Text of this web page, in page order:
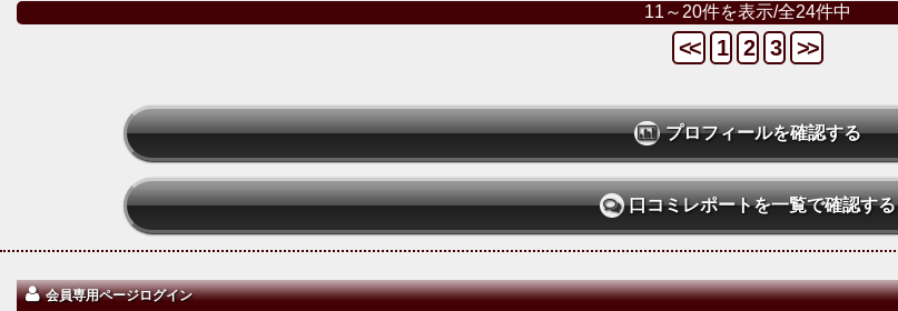
11～20件を表示/全24件中
<< 1 2 3 >>
プロフィールを確認する
口コミレポートを一覧で確認する
会員専用ページログイン